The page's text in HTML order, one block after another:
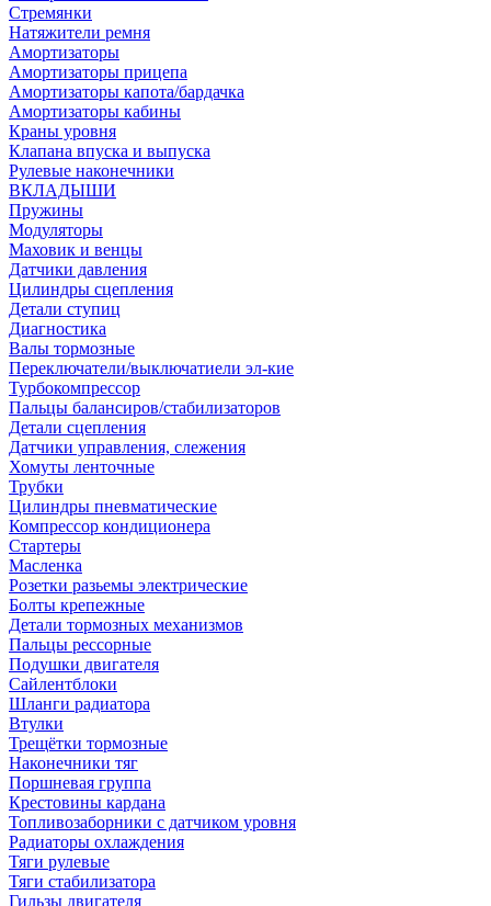
Стремянки
Натяжители ремня
Амортизаторы
Амортизаторы прицепа
Амортизаторы капота/бардачка
Амортизаторы кабины
Краны уровня
Клапана впуска и выпуска
Рулевые наконечники
ВКЛАДЫШИ
Пружины
Модуляторы
Маховик и венцы
Датчики давления
Цилиндры сцепления
Детали ступиц
Диагностика
Валы тормозные
Переключатели/выключатиели эл-кие
Турбокомпрессор
Пальцы балансиров/стабилизаторов
Детали сцепления
Датчики управления, слежения
Хомуты ленточные
Трубки
Цилиндры пневматические
Компрессор кондиционера
Стартеры
Масленка
Розетки разьемы электрические
Болты крепежные
Детали тормозных механизмов
Пальцы рессорные
Подушки двигателя
Сайлентблоки
Шланги радиатора
Втулки
Трещётки тормозные
Наконечники тяг
Поршневая группа
Крестовины кардана
Топливозаборники с датчиком уровня
Радиаторы охлаждения
Тяги рулевые
Тяги стабилизатора
Гильзы двигателя